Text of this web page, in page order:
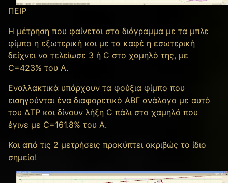
ΠΕΙΡ
Η μέτρηση που φαίνεται στο διάγραμμα με τα μπλε
φίμπο η εξωτερική και με τα καφέ η εσωτερική
δείχνει να τελείωσε 3 ή C στο χαμηλό της, με
C=423% του Α.
Εναλλακτικά υπάρχουν τα φούξια φίμπο που
εισηγούνται ένα διαφορετικό ΑΒΓ ανάλογο με αυτό
του ΔΤΡ και δίνουν λήξη C πάλι στο χαμηλό που
έγινε με C=161.8% του Α.
Και από τις 2 μετρήσεις προκύπτει ακριβώς το ίδιο
σημείο!